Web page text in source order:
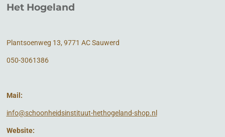
Het Hogeland
Plantsoenweg 13, 9771 AC Sauwerd
050-3061386
Mail:
info@schoonheidsinstituut-hethogeland-shop.nl
Website: